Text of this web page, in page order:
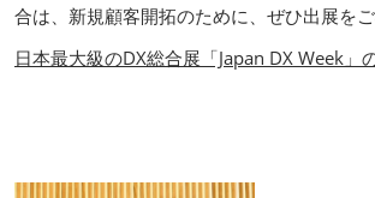
合は、新規顧客開拓のために、ぜひ出展をご
日本最大級のDX総合展「Japan DX Week」